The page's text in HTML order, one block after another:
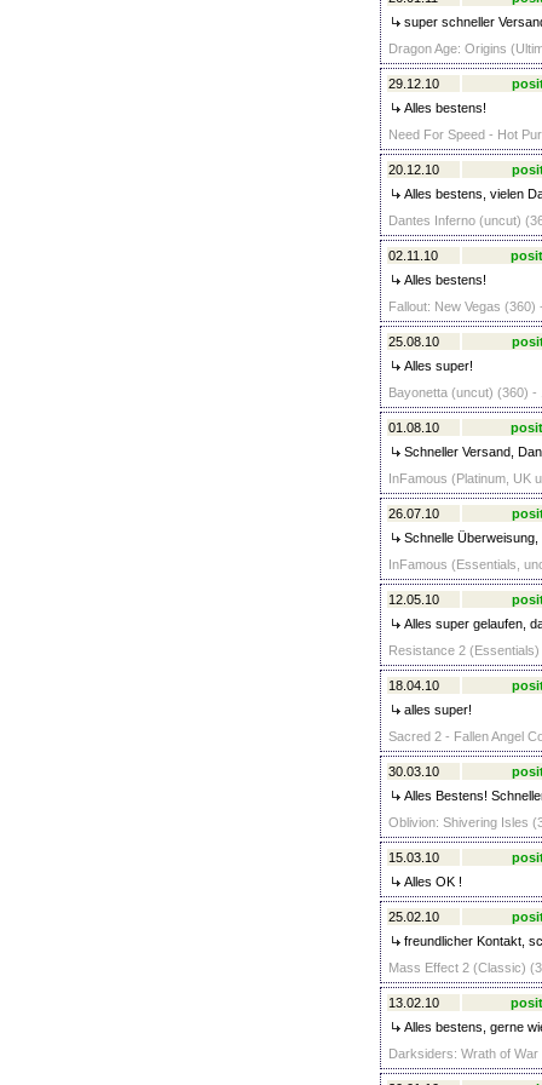
super schneller
Dragon Age: Origins
29.12.10
Alles bestens!
Need For Speed - Hot
20.12.10
Alles bestens, vielen
Dantes Inferno (uncut)
02.11.10
Alles bestens!
Fallout: New Vegas (360)
25.08.10
Alles super!
Bayonetta (uncut) (360) -
01.08.10
Schneller Versand,
InFamous (Platinum, UK
26.07.10
Schnelle
InFamous (Essentials,
12.05.10
Alles super gelaufen,
Resistance 2
18.04.10
alles super!
Sacred 2 - Fallen Angel
30.03.10
Alles Bestens!
Oblivion: Shivering Isles
15.03.10
Alles OK !
25.02.10
freundlicher Kontakt,
Mass Effect 2 (Classic)
13.02.10
Alles bestens, gerne
Darksiders: Wrath of